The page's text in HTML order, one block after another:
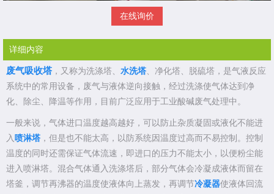
在线询价
详细内容
废气吸收塔 ，又称为洗涤塔、 水洗塔、净化塔、脱硫塔，是气液反应
系统中的常用设备，废气与液体逆向接触，经过洗涤使气体达到净
化、除尘、降温等作用，目前广泛应用于工业酸碱废气处理中。
一般来说，气体进口温度越高越好，可以防止杂质凝固或液化不能进
入喷淋塔 ，但是也不能太高，以防系统因温度过高而不易控制。控制
温度的同时还需保证气体流速，即进口的压力不能太小，以便粉尘能
进入喷淋塔。混合气体通入洗涤塔后，部分气体会冷凝成液体而留在
塔釜，调节再沸器的温度使液体向上蒸发，再调节冷凝器使液体回流